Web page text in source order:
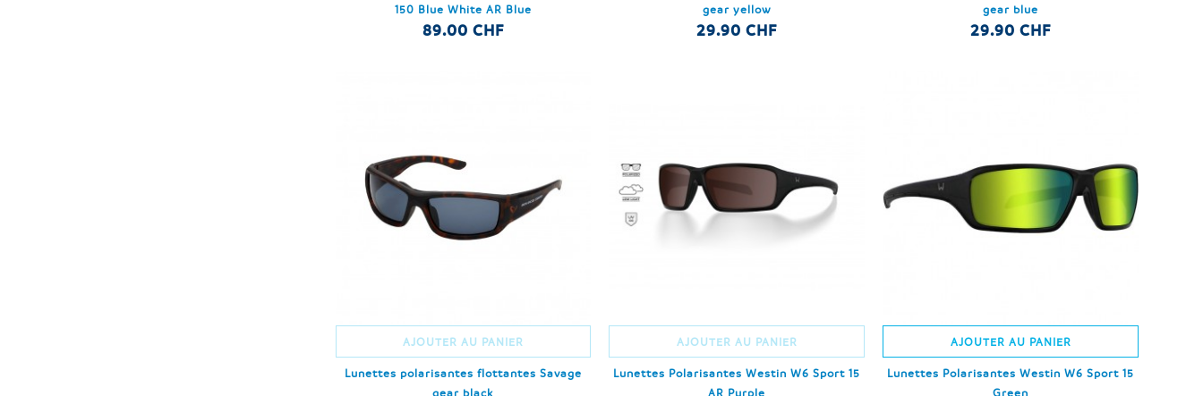
150 Blue White AR Blue
89.00 CHF
gear yellow
29.90 CHF
gear blue
29.90 CHF
AJOUTER AU PANIER
Lunettes polarisantes flottantes Savage
gear black
AJOUTER AU PANIER
Lunettes Polarisantes Westin W6 Sport 15
AR Purple
AJOUTER AU PANIER
Lunettes Polarisantes Westin W6 Sport 15
Green